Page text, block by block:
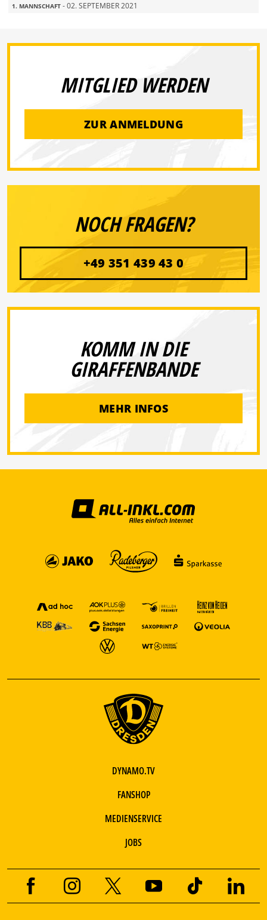
1. MANNSCHAFT - 02. SEPTEMBER 2021
MITGLIED WERDEN
ZUR ANMELDUNG
NOCH FRAGEN?
+49 351 439 43 0
KOMM IN DIE
GIRAFFENBANDE
MEHR INFOS
DYNAMO.TV
FANSHOP
MEDIENSERVICE
JOBS